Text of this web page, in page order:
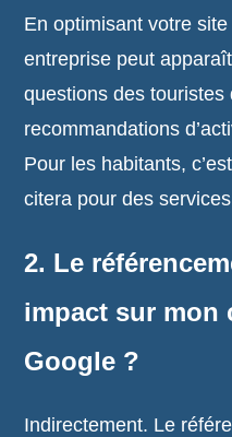
En optimisant votre
entreprise peut
questions des touristes
recommandations
Pour les habitants,
citera pour des
2. Le
impact sur mon
Google ?
Indirectement. Le